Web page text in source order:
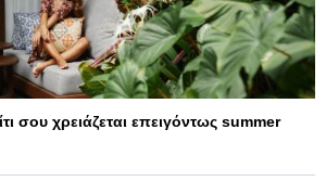
σου χρειάζεται επειγόντως summer